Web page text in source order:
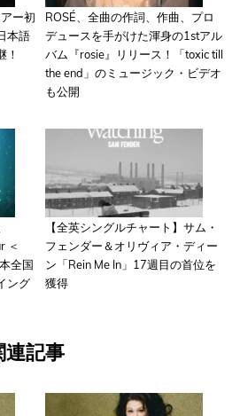
ー初
本語
！
ROSÉ、全曲の作詞、作曲、プロ
デュースを手がけた渾身の1stアル
バム『rosie』リリース！「toxic till
the end」のミュージック・ビデオ
も公開
＜
全国
ング
【全英シングルチャート】サム・
フェンダー＆オリヴィア・ディー
ン「Rein Me In」17週目の首位を
獲得
記事